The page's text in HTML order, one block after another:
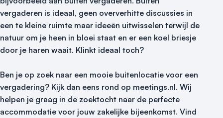
vergaderen is ideaal, geen oververhitte discussies in
een te kleine ruimte maar ideeën uitwisselen terwijl de
natuur om je heen in bloei staat en er een koel briesje
door je haren waait. Klinkt ideaal toch?
Ben je op zoek naar een mooie buitenlocatie voor een
vergadering? Kijk dan eens rond op meetings.nl. Wij
helpen je graag in de zoektocht naar de perfecte
accommodatie voor jouw zakelijke bijeenkomst. Vind